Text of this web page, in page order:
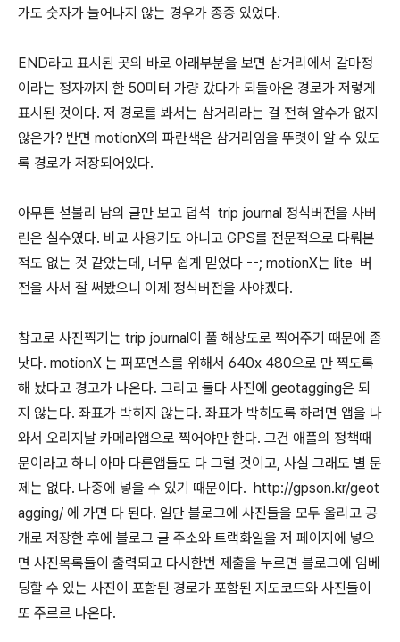
가도 숫자가 늘어나지 않는 경우가 종종 있었다.
END라고 표시된 곳의 바로 아래부분을 보면 삼거리에서 갈마정
이라는 정자까지 한 50미터 가량 갔다가 되돌아온 경로가 저렇게
표시된 것이다. 저 경로를 봐서는 삼거리라는 걸 전혀 알수가 없지
않은가? 반면 motionX의 파란색은 삼거리임을 뚜렷이 알 수 있도
록 경로가 저장되어있다.
아무튼 섣불리 남의 글만 보고 덥석 trip journal 정식버전을 사버
린은 실수였다. 비교 사용기도 아니고 GPS를 전문적으로 다뤄본
적도 없는 것 같았는데, 너무 쉽게 믿었다 --; motionX는 lite 버
전을 사서 잘 써봤으니 이제 정식버전을 사야겠다.
참고로 사진찍기는 trip journal이 풀 해상도로 찍어주기 때문에 좀
낫다. motionX 는 퍼포먼스를 위해서 640x 480으로 만 찍도록
해 놨다고 경고가 나온다. 그리고 둘다 사진에 geotagging은 되
지 않는다. 좌표가 박히지 않는다. 좌표가 박히도록 하려면 앱을 나
와서 오리지날 카메라앱으로 찍어야만 한다. 그건 애플의 정책때
문이라고 하니 아마 다른앱들도 다 그럴 것이고, 사실 그래도 별 문
제는 없다. 나중에 넣을 수 있기 때문이다. http://gpson.kr/geot
agging/ 에 가면 다 된다. 일단 블로그에 사진들을 모두 올리고 공
개로 저장한 후에 블로그 글 주소와 트랙화일을 저 페이지에 넣으
면 사진목록들이 출력되고 다시한번 제출을 누르면 블로그에 임베
딩할 수 있는 사진이 포함된 경로가 포함된 지도코드와 사진들이
또 주르르 나온다.